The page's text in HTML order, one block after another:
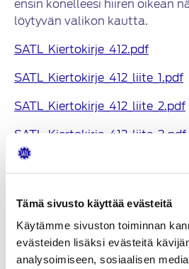
Tämä sivusto käyttää evästeitä
Käytämme sivuston toiminnan
evästeiden lisäksi evästeitä
analysoimiseen, sosiaalisen
KATEGORIAT
ensin konelleesi hiiren oikean
löytyvän valikon kautta.
SATL_Kiertokirje_412.pdf
SATL_Kiertokirje_412_liite_1.pdf
SATL_Kiertokirje_412_liite_2.pdf
SATL_Kiertokirje_412_liite_3.pdf
”
Jaa: